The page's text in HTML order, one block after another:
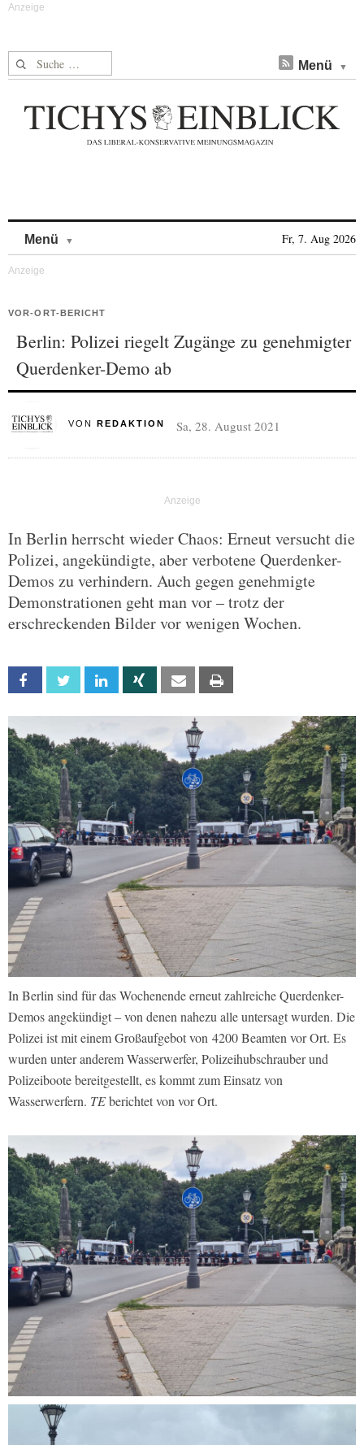
Suche nach: Menü
Menü Fr, 7. Aug 2026
VOR-ORT-BERICHT
Berlin: Polizei riegelt Zugänge zu genehmigter
Querdenker-Demo ab
VON REDAKTION Sa, 28. August 2021
In Berlin herrscht wieder Chaos: Erneut versucht die
Polizei, angekündigte, aber verbotene Querdenker-
Demos zu verhindern. Auch gegen genehmigte
Demonstrationen geht man vor – trotz der
erschreckenden Bilder vor wenigen Wochen.
Facebook Twitter Linkedin Xing Email
In Berlin sind für das Wochenende erneut zahlreiche Querdenker-
Demos angekündigt – von denen nahezu alle untersagt wurden. Die
Polizei ist mit einem Großaufgebot von 4200 Beamten vor Ort. Es
wurden unter anderem Wasserwerfer, Polizeihubschrauber und
Polizeiboote bereitgestellt, es kommt zum Einsatz von
Wasserwerfern. TEberichtet von vor Ort.